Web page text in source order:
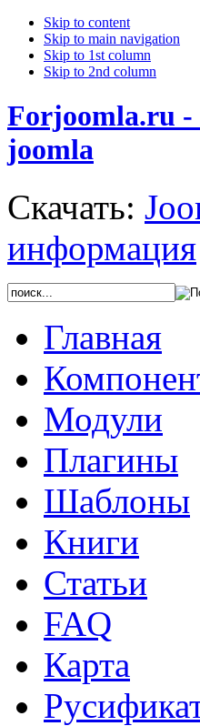
Skip to content
Skip to main navigation
Skip to 1st column
Skip to 2nd column
Forjoomla.ru
joomla
Скачать:
информация
Главная
Модули
Плагины
Шаблоны
Книги
Статьи
FAQ
Карта